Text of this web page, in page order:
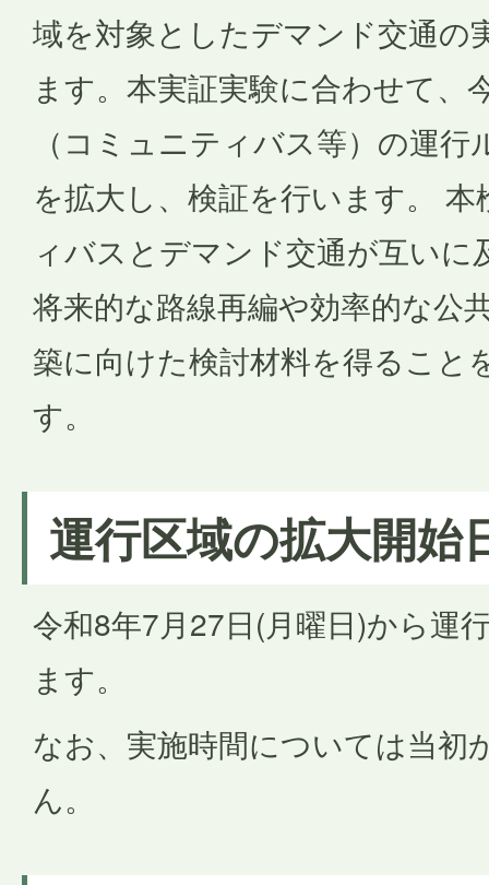
域を対象としたデマンド交通の
ます。本実証実験に合わせて、
（コミュニティバス等）の運
を拡大し、検証を行います。
ィバスとデマンド交通が互いに
将来的な路線再編や効率的な公
築に向けた検討材料を得ること
す。
運行区域の拡大開始
令和8年7月27日(月曜日)から運
ます。
なお、実施時間については当初
ん。